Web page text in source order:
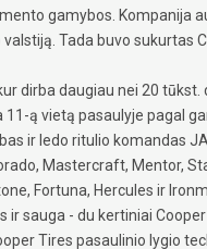
gamybos. Kompanija
Tada buvo sukurtas
dirba daugiau nei 20 tūkst.
ą vietą pasaulyje pagal
ir ledo ritulio komandas
Mastercraft, Mentor,
Fortuna, Hercules ir
ir sauga - du kertiniai
Tires pasaulinio lygio